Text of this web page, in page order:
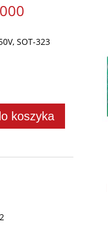
SOT-323
koszyka